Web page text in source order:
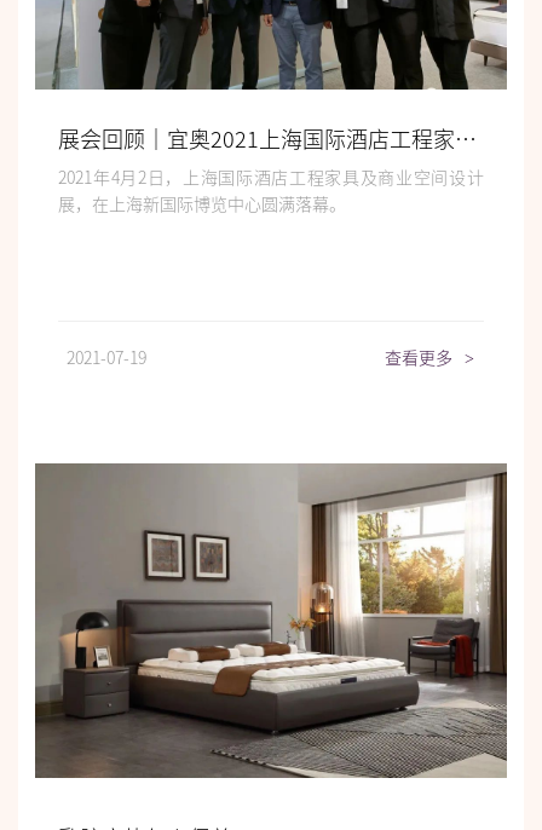
展会回顾｜宜奥2021上海国际酒店工程家具展圆满落幕
2021年4月2日，上海国际酒店工程家具及商业空间设计
展，在上海新国际博览中心圆满落幕。
2021-07-19 查看更多 >